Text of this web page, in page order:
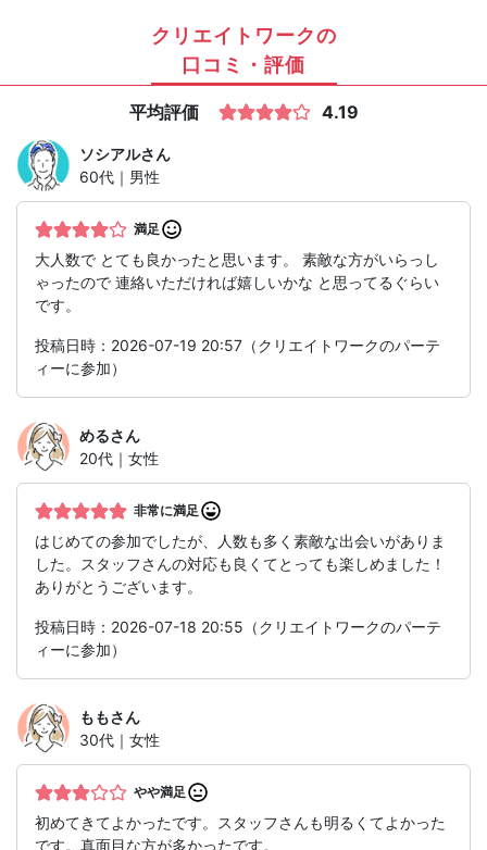
クリエイトワークの
口コミ・評価
平均評価 4.19
ソシアルさん
60代｜男性
満足
大人数で とても良かったと思います。 素敵な方がいらっし
ゃったので 連絡いただければ嬉しいかな と思ってるぐらい
です。
投稿日時：2026-07-19 20:57（クリエイトワークのパーテ
ィーに参加）
めるさん
20代｜女性
非常に満足
はじめての参加でしたが、人数も多く素敵な出会いがありま
した。スタッフさんの対応も良くてとっても楽しめました！
ありがとうございます。
投稿日時：2026-07-18 20:55（クリエイトワークのパーテ
ィーに参加）
ももさん
30代｜女性
やや満足
初めてきてよかったです。スタッフさんも明るくてよかった
です。真面目な方が多かったです。